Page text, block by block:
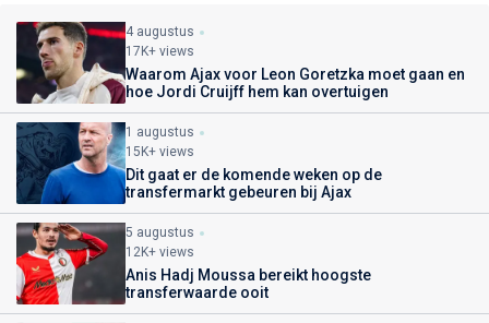
4 augustus
17K+ views
Waarom Ajax voor Leon Goretzka moet gaan en
hoe Jordi Cruijff hem kan overtuigen
1 augustus
15K+ views
Dit gaat er de komende weken op de
transfermarkt gebeuren bij Ajax
5 augustus
12K+ views
Anis Hadj Moussa bereikt hoogste
transferwaarde ooit